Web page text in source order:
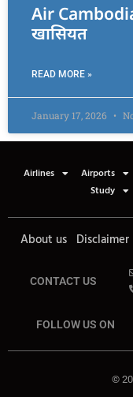
Air
खासियत
READ MORE »
January 17, 2026
Airlines Airports
Study
About us Disclaimer
CONTACT US
FOLLOW US ON
©